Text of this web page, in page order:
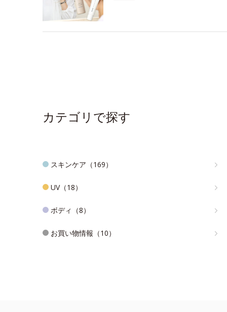
カテゴリで探す
スキンケア（169）
UV（18）
ボディ（8）
お買い物情報（10）